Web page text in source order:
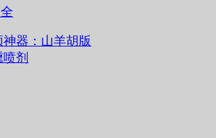
神器：山羊胡版
剂